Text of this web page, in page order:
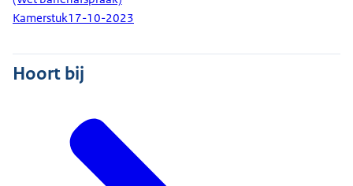
Kamerstuk17-10-2023
Hoort bij